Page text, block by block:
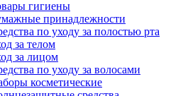
гигиены
принадлежности
по уходу за полостью рта
за телом
за лицом
по уходу за волосами
косметические